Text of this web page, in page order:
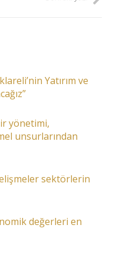
Yatırım ve
yönetimi,
unsurlarından
sektörlerin
değerleri en